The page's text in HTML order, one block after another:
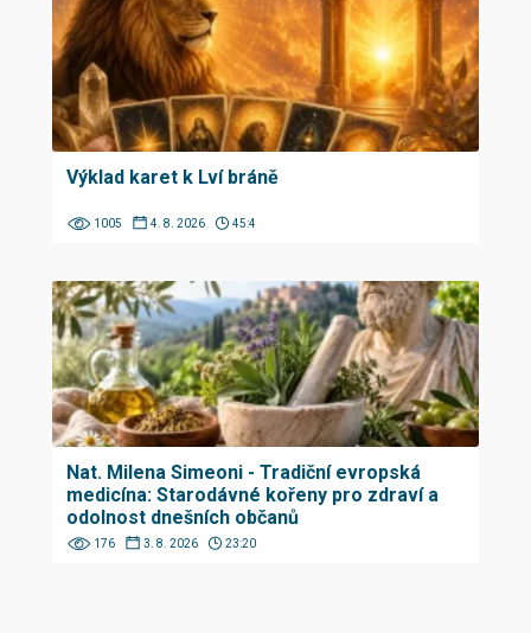
Výklad karet k Lví bráně
1005 4. 8. 2026 45:4
Nat. Milena Simeoni - Tradiční evropská
medicína: Starodávné kořeny pro zdraví a
odolnost dnešních občanů
176 3. 8. 2026 23:20